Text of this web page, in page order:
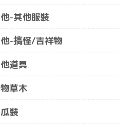
-其他服裝
-搞怪/吉祥物
道具
草木
裝